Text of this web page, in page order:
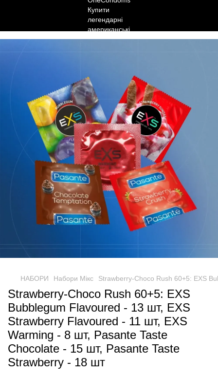
НАБОРИ Набори Мікс Strawberry-Choco Rush 60+5: EXS
Strawberry-Choco Rush 60+5: EXS
Bubblegum Flavoured - 13 шт, EXS
Strawberry Flavoured - 11 шт, EXS
Warming - 8 шт, Pasante Taste
Chocolate - 15 шт, Pasante Taste
Strawberry - 18 шт